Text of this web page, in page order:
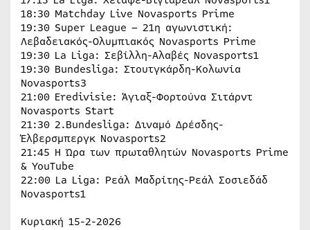
18:30 Matchday Live Novasports Prime
19:30 Super League – 21η αγωνιστική:
Λεβαδειακός-Ολυμπιακός Novasports Prime
19:30 La Liga: Σεβίλλη-Αλαβές Novasports1
19:30 Bundesliga: Στουτγκάρδη-Κολωνία
Novasports3
21:00 Eredivisie: Άγιαξ-Φορτούνα Σιτάρντ
Novasports Start
21:30 2.Bundesliga: Διναμό Δρέσδης-
Έλβερσμπεργκ Novasports2
21:45 H Ώρα των πρωταθλητών Novasports Prime
& YouTube
22:00 La Liga: Ρεάλ Μαδρίτης-Ρεάλ Σοσιεδάδ
Novasports1
Κυριακή 15-2-2026